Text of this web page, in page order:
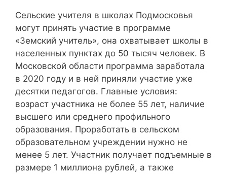
Сельские учителя в школах Подмосковья
могут принять участие в программе
«Земский учитель», она охватывает школы в
населенных пунктах до 50 тысяч человек. В
Московской области программа заработала
в 2020 году и в ней приняли участие уже
десятки педагогов. Главные условия:
возраст участника не более 55 лет, наличие
высшего или среднего профильного
образования. Проработать в сельском
образовательном учреждении нужно не
менее 5 лет. Участник получает подъемные в
размере 1 миллиона рублей, а также